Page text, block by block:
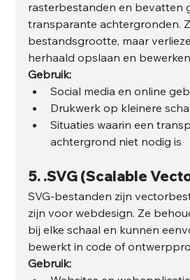
rasterbestanden en bevatten
transparante achtergronden.
bestandsgrootte, maar
herhaald opslaan en
Gebruik:
Social media en online
Drukwerk op kleinere
Situaties waarin een
achtergrond niet nodig is
5. .SVG (Scalable
SVG-bestanden zijn
zijn voor webdesign. Ze
bij elke schaal en kunnen
bewerkt in code of
Gebruik: